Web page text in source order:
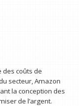
des coûts de
secteur, Amazon
la conception des
de l’argent.